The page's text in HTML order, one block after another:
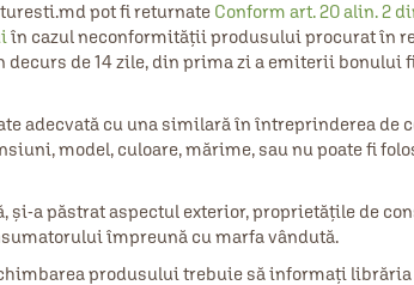
pot fi returnate Conform art. 20 alin. 2
în cazul neconformității produsului procurat în
de 14 zile, din prima zi a emiterii bonului
adecvată cu una similară în întreprinderea de
model, culoare, mărime, sau nu poate fi
şi-a păstrat aspectul exterior, proprietăţile de
împreună cu marfa vândută.
produsului trebuie să informaţi